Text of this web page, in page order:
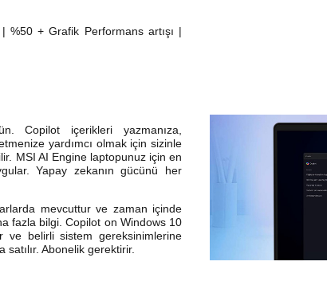
%50 + Grafik Performans artışı |
Copilot içerikleri yazmanıza,
yardımcı olmak için sizinle
MSI AI Engine laptopunuz için en
Yapay zekanın gücünü her
mevcuttur ve zaman içinde
fazla bilgi. Copilot on Windows 10
ve belirli sistem gereksinimlerine
Abonelik gerektirir.